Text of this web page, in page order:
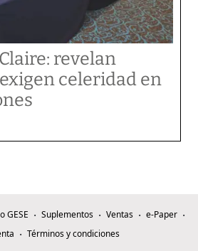
revelan
celeridad en
GESE Suplementos Ventas
e-Paper
Términos y condiciones